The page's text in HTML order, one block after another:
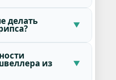
делать
из